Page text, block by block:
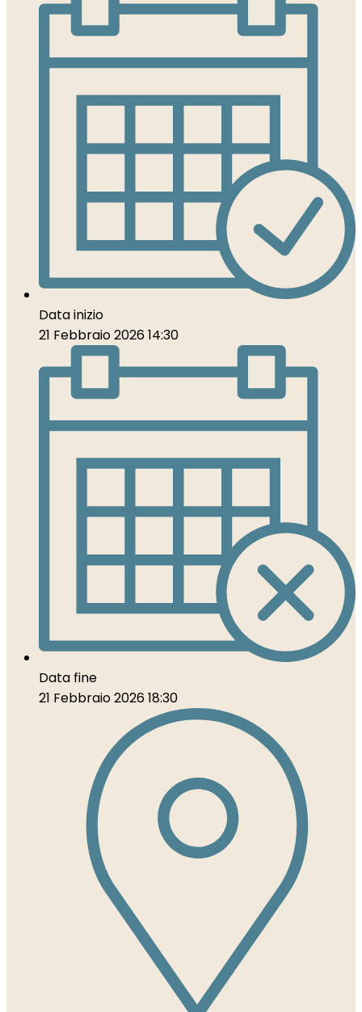
Data inizio
21 Febbraio 2026 14:30
Data fine
21 Febbraio 2026 18:30